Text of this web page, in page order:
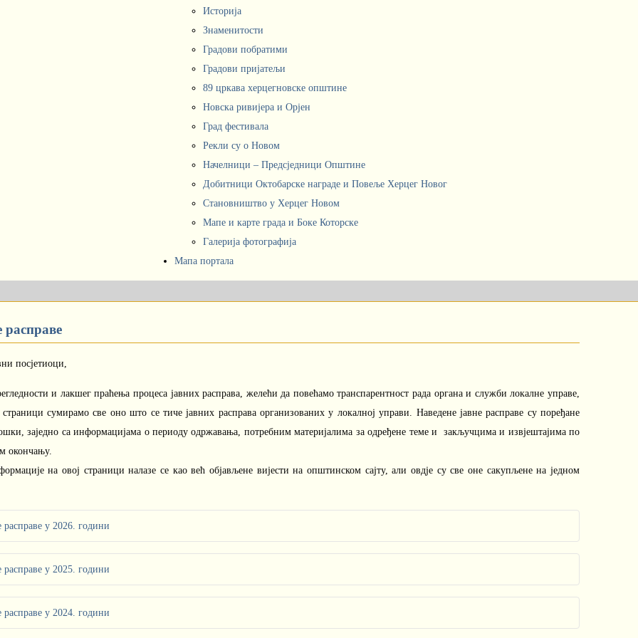
Историја
Знаменитости
Градови побратими
Градови пријатељи
89 цркава херцегновске општине
Новска ривијера и Орјен
Град фестивала
Рекли су о Новом
Начелници – Предсједници Општине
Добитници Октобарске награде и Повеље Херцег Новог
Становништво у Херцег Новом
Мапе и карте града и Боке Которске
Галерија фотографија
Мапа портала
расправе
посјетиоци,
и лакшег праћења процеса јавних расправа, желећи да повећамо транспарентност рада органа и служби локалне управе,
страници сумирамо све оно што се тиче јавних расправа организованих у локалној управи. Наведене јавне расправе су поређане
заједно са информацијама о периоду одржавања, потребним материјалима за одређене теме и закључцима и извјештајима по
окончању.
на овој страници налазе се као већ објављене вијести на општинском сајту, али овдје су све оне сакупљене на једном
расправе у 2026. години
Јавна расправа на нацрт Одлуке о критеријумима, начину и поступку расподјеле средстава за подршку развоја
- Нацрт Одлуке о критеријумима, начину и поступку расподјеле средстава за подршку развоја привреде
расправе у 2025. години
Јавна расправа на Нацрт Програма уређења простора општине Херцег Нови за 2026. годину,
расправе у 2024. години